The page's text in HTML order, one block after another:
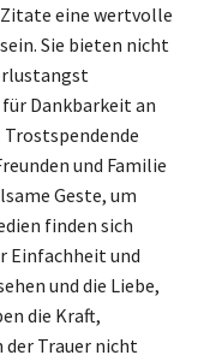
Zitate eine wertvolle
Sie bieten nicht
Dankbarkeit an
und Familie
Geste, um
finden sich
Einfachheit und
und die Liebe,
die Kraft,
der Trauer nicht